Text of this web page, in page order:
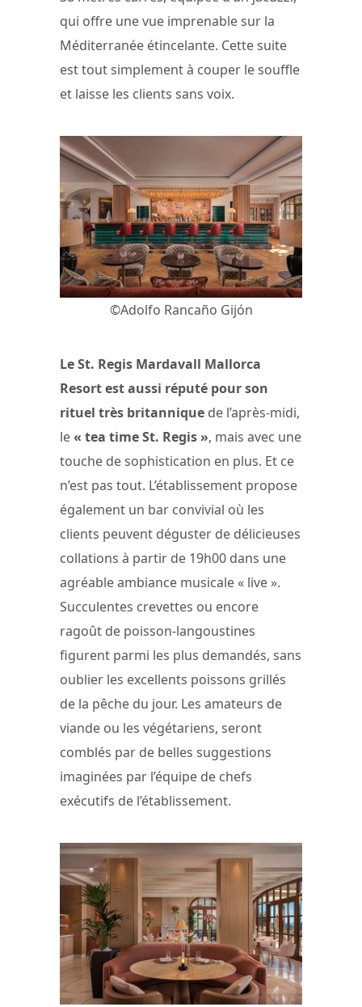
qui offre une vue imprenable sur la
Méditerranée étincelante. Cette suite
est tout simplement à couper le souffle
et laisse les clients sans voix.
©Adolfo Rancaño Gijón
Le St. Regis Mardavall Mallorca
Resort est aussi réputé pour son
rituel très britannique de l’après-midi,
le« tea time St. Regis », mais avec une
touche de sophistication en plus. Et ce
n’est pas tout. L’établissement propose
également un bar convivial où les
clients peuvent déguster de délicieuses
collations à partir de 19h00 dans une
agréable ambiance musicale « live ».
Succulentes crevettes ou encore
ragoût de poisson-langoustines
figurent parmi les plus demandés, sans
oublier les excellents poissons grillés
de la pêche du jour. Les amateurs de
viande ou les végétariens, seront
comblés par de belles suggestions
imaginées par l’équipe de chefs
exécutifs de l’établissement.